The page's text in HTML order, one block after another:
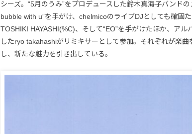
シーズ。“5月のうみ”をプロデュースした鈴木真海子バンド
bubble with u”を手がけ、chelmicoのライブDJとしても確固
TOSHIKI HAYASHI(%C)、そして“EO”を手がけたほか、アル
したryo takahashiがリミキサーとして参加。それぞれが楽
し、新たな魅力を引き出している。